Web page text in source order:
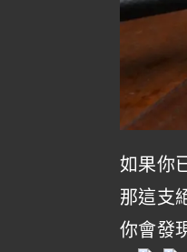
如果你
那這支
你會發